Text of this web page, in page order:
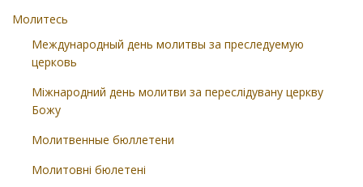
Молитесь
Международный день молитвы за преследуемую
церковь
Міжнародний день молитви за переслідувану церкву
Божу
Молитвенные бюллетени
Молитовні бюлетені